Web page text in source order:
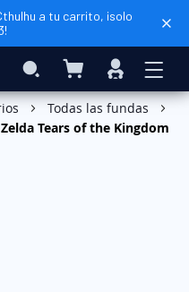
a tu carrito, ¡solo
Search Mi cesta Iniciar
sesión
Añadir al carrito
Todas las fundas
Tears of the Kingdom